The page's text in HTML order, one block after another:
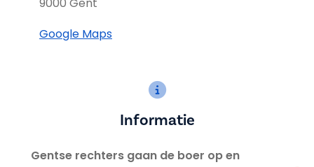
9000 Gent
Google Maps
Informatie
Gentse rechters gaan de boer op en